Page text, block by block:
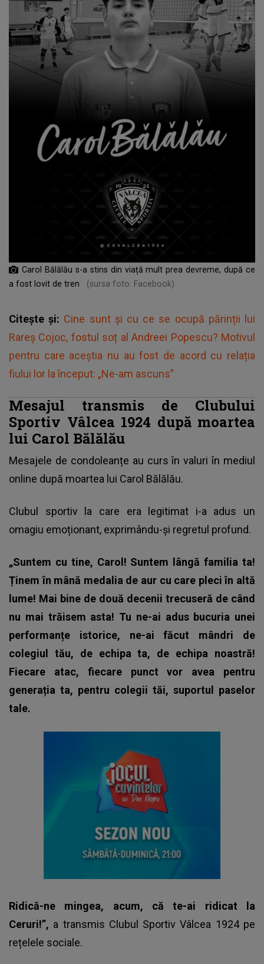
Carol Bălălău s-a stins din viață mult prea devreme, după ce
a fost lovit de tren
(sursa foto: Facebook)
Citește și: Cine sunt și cu ce se ocupă părinții lui
Rareș Cojoc, fostul soț al Andreei Popescu? Motivul
pentru care aceștia nu au fost de acord cu relația
fiului lor la început: „Ne-am ascuns”
Mesajul transmis de Clubului
Sportiv Vâlcea 1924 după moartea
lui Carol Bălălău
Mesajele de condoleanțe au curs în valuri în mediul
online după moartea lui Carol Bălălău.
Clubul sportiv la care era legitimat i-a adus un
omagiu emoționant, exprimându-și regretul profund.
„Suntem cu tine, Carol! Suntem lângă familia ta!
Ținem în mână medalia de aur cu care pleci în altă
lume! Mai bine de două decenii trecuseră de când
nu mai trăisem asta! Tu ne-ai adus bucuria unei
performanțe istorice, ne-ai făcut mândri de
colegiul tău, de echipa ta, de echipa noastră!
Fiecare atac, fiecare punct vor avea pentru
generația ta, pentru colegii tăi, suportul paselor
tale.
Ridică-ne mingea, acum, că te-ai ridicat la
Ceruri!”, a transmis Clubul Sportiv Vâlcea 1924 pe
rețelele sociale.